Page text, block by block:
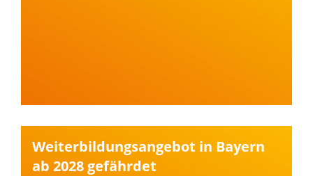
Weiterbildungsangebot in Bayern
ab 2028 gefährdet